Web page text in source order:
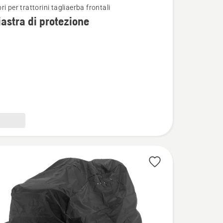
per trattorini tagliaerba frontali
di protezione